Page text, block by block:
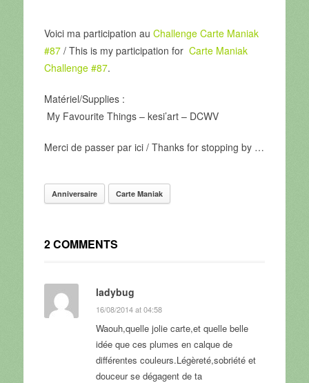
Voici ma participation au Challenge Carte Maniak
#87/ This is my participation for Carte Maniak
Challenge #87.
Matériel/Supplies :
My Favourite Things – kesi’art – DCWV
Merci de passer par ici / Thanks for stopping by …
Anniversaire Carte Maniak
2 COMMENTS
ladybug
16/08/2014 at 04:58
Waouh,quelle jolie carte,et quelle belle
idée que ces plumes en calque de
différentes couleurs.Légèreté,sobriété et
douceur se dégagent de ta